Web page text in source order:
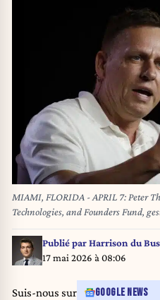
MIAMI, FLORIDA - APRIL 7: Peter
Technologies, and Founders Fund,
2022 Conference at Miami Beach
Miami, Florida. The worlds largest
expecting over 30,000 people in
IMAGES NORTH AMERICA / Getty
Publié parHarrison du Bus
17 mai 2026 à 08:06
Suis-nous sur GOOGLE NEWS